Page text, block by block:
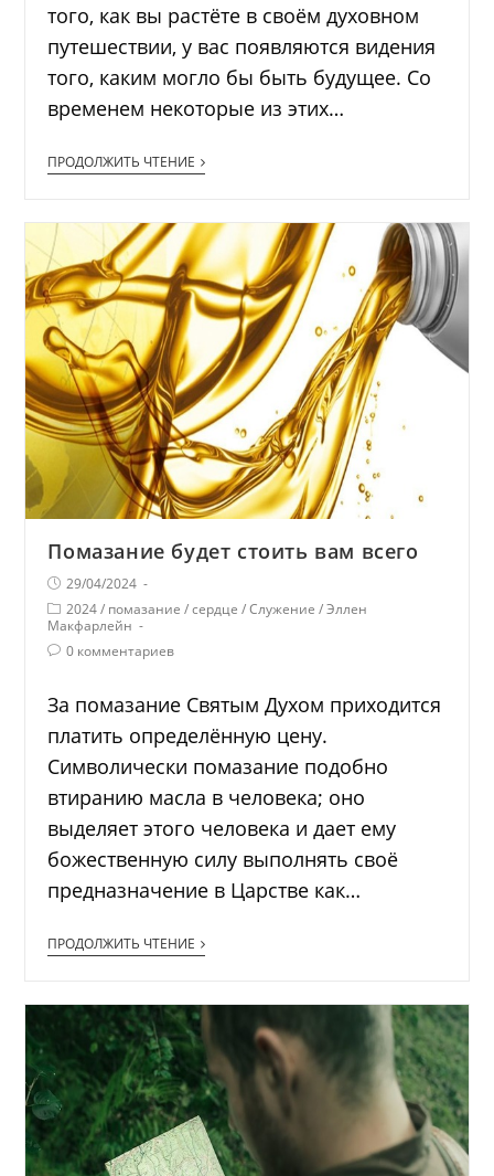
того, как вы растёте в своём духовном
путешествии, у вас появляются видения
того, каким могло бы быть будущее. Со
временем некоторые из этих…
ПРОДОЛЖИТЬ ЧТЕНИЕ
Помазание будет стоить вам всего
29/04/2024
2024 / помазание / сердце / Служение / Эллен
Макфарлейн
0 комментариев
За помазание Святым Духом приходится
платить определённую цену.
Символически помазание подобно
втиранию масла в человека; оно
выделяет этого человека и дает ему
божественную силу выполнять своё
предназначение в Царстве как…
ПРОДОЛЖИТЬ ЧТЕНИЕ